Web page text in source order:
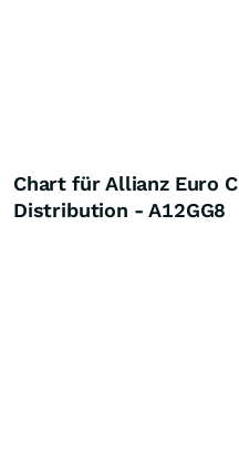
Chart für Allianz Euro
Distribution - A12GG8